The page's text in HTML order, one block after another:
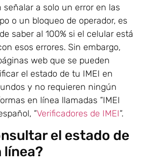
a solo un error en las
o un bloqueo de operador, es
saber al 100% si el celular está
esos errores. Sin embargo,
web que se pueden
el estado de tu IMEI en
y no requieren ningún
en línea llamadas “IMEI
“Verificadores de IMEI“.
el estado de
línea?